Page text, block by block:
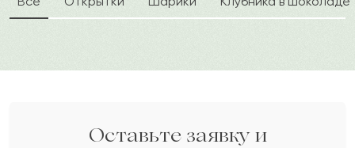
Г 2022-03-03
Гульназ
Д 2022-02-04
Дар
2022-01-18
Казиза
Оставьте заявку и